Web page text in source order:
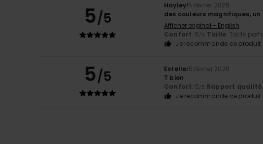
5/5
Hayley15 février 2026
des couleurs magnifiques,
Afficher original - English
Confort: 5/5 Taille: Taille
Je recommande ce produit
5/5 Estelle15 février 2026
T bien
Confort: 5/5 Rapport
Je recommande ce produit